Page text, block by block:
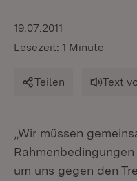
19.07.2011
Lesezeit: 1 Minute
Teilen Text
„Wir müssen
um uns gegen den